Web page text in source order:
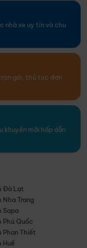
nhà xe uy tín và chu
gói, thủ tục đơn
khuyến mãi hấp dẫn
Đà Lạt
Nha Trang
Sapa
Phú Quốc
Phan Thiết
Huế